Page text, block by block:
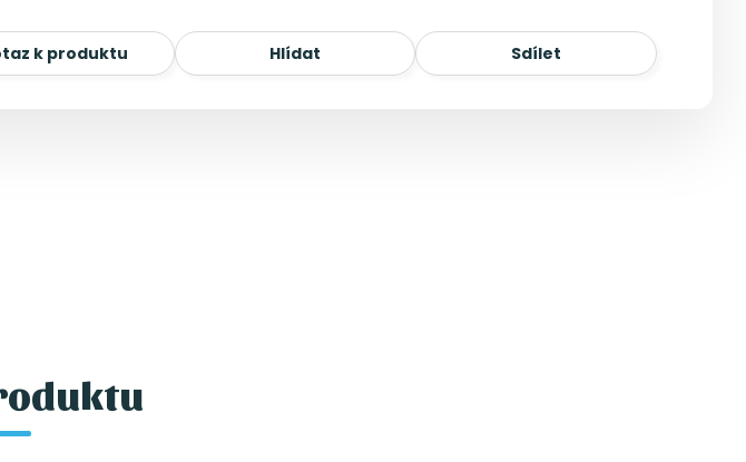
k produktu Hlídat Sdílet